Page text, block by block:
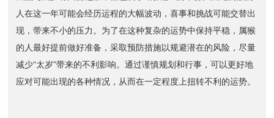
人在这一年可能会经历运程的大幅波动，喜事和挑战可能交替出
现，带来不小的压力。为了在这种复杂的运势中保持平稳，属猴
的人最好提前做好准备，采取预防措施以规避潜在的风险，尽量
减少“太岁”带来的不利影响。通过谨慎规划和行事，可以更好地
应对可能出现的各种情况，从而在一定程度上扭转不利的运势。